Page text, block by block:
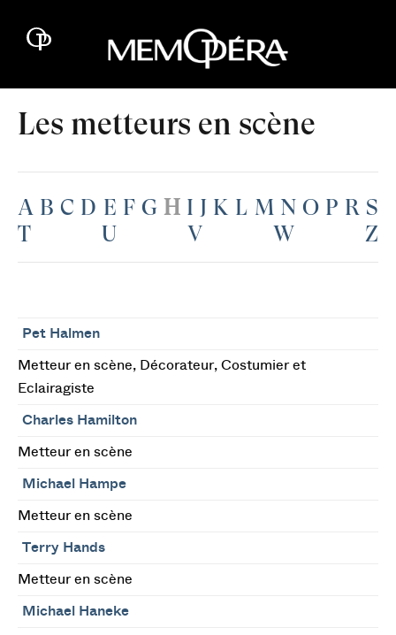
Les metteurs en scène
A B C D E F G H I J K L M N O P R S
T
U V W Z
Pet Halmen
Metteur en scène, Décorateur, Costumier et
Eclairagiste
Charles Hamilton
Metteur en scène
Michael Hampe
Metteur en scène
Terry Hands
Metteur en scène
Michael Haneke